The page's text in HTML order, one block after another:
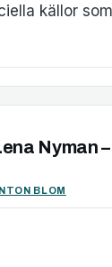
källor
Nyman
BLOM